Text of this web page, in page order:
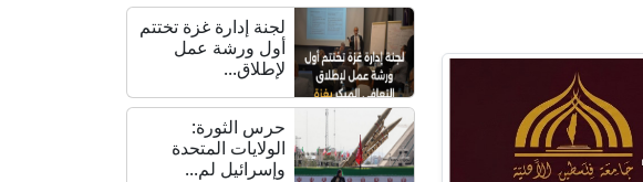
لجنة إدارة غزة تختتم
أول ورشة عمل
لإطلاق...
حرس الثورة:
الولايات المتحدة
وإسرائيل لم...